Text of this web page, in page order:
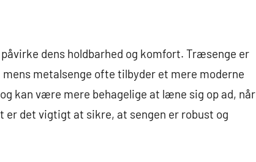
dens holdbarhed og komfort. Træsenge er
metalsenge ofte tilbyder et mere moderne
kan være mere behagelige at læne sig op ad, når
er det vigtigt at sikre, at sengen er robust og